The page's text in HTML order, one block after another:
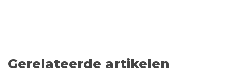
Gerelateerde artikelen